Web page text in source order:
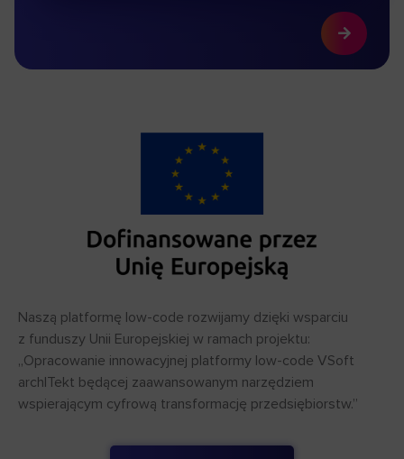
Naszą platformę low-code rozwijamy dzięki wsparciu
z funduszy Unii Europejskiej w ramach projektu:
„Opracowanie innowacyjnej platformy low-code VSoft
archITekt będącej zaawansowanym narzędziem
wspierającym cyfrową transformację przedsiębiorstw.”